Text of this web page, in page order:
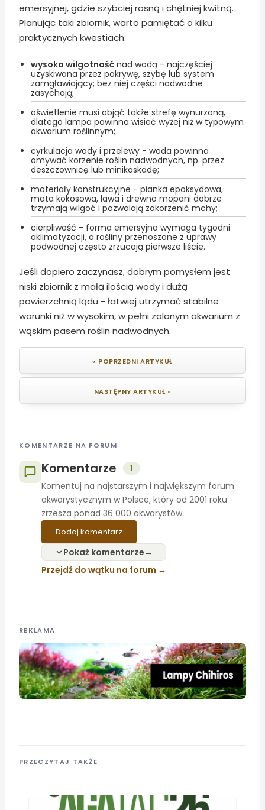
emersyjnej, gdzie szybciej rosną i chętniej kwitną.
Planując taki zbiornik, warto pamiętać o kilku
praktycznych kwestiach:
wysoka wilgotność nad wodą - najczęściej
uzyskiwana przez pokrywę, szybę lub system
zamgławiający; bez niej części nadwodne
zasychają;
oświetlenie musi objąć także strefę wynurzoną,
dlatego lampa powinna wisieć wyżej niż w typowym
akwarium roślinnym;
cyrkulacja wody i przelewy - woda powinna
omywać korzenie roślin nadwodnych, np. przez
deszczownicę lub minikaskadę;
materiały konstrukcyjne - pianka epoksydowa,
mata kokosowa, lawa i drewno mopani dobrze
trzymają wilgoć i pozwalają zakorzenić mchy;
cierpliwość - forma emersyjna wymaga tygodni
aklimatyzacji, a rośliny przenoszone z uprawy
podwodnej często zrzucają pierwsze liście.
Jeśli dopiero zaczynasz, dobrym pomysłem jest
niski zbiornik z małą ilością wody i dużą
powierzchnią lądu - łatwiej utrzymać stabilne
warunki niż w wysokim, w pełni zalanym akwarium z
wąskim pasem roślin nadwodnych.
« POPRZEDNI ARTYKUŁ
NASTĘPNY ARTYKUŁ »
KOMENTARZE NA FORUM
Komentarze
1
Komentuj na najstarszym i największym forum
akwarystycznym w Polsce, który od 2001 roku
zrzesza ponad 36 000 akwarystów.
Dodaj komentarz
Pokaż komentarze
Przejdź do wątku na forum
REKLAMA
PRZECZYTAJ TAKŻE